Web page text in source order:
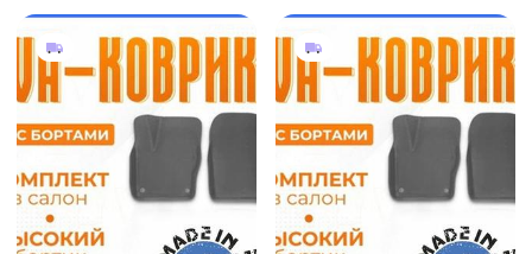
эва